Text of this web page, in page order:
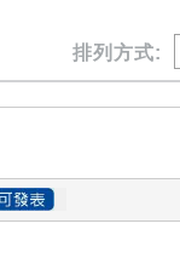
排列方式: